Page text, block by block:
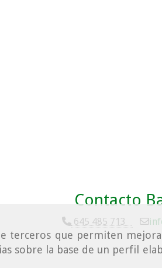
terceros que permiten
sobre la base de un perfil
Contacto
645 485 713